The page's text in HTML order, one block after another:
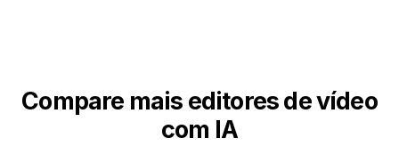
Compare mais editores de vídeo
com IA